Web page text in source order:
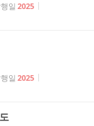
일2025
일2025